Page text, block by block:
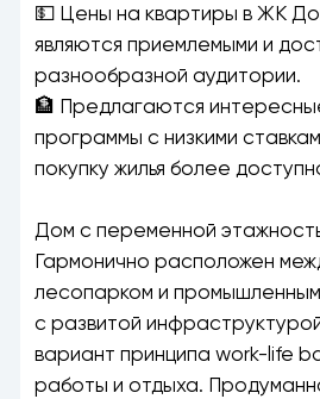
💵 Цены на квартиры в ЖК
являются приемлемыми и
разнообразной аудитории.
🏦 Предлагаются
программы с низкими
покупку жилья более
Дом с переменной
Гармонично расположен
лесопарком и
с развитой
вариант принципа work-life
работы и отдыха.